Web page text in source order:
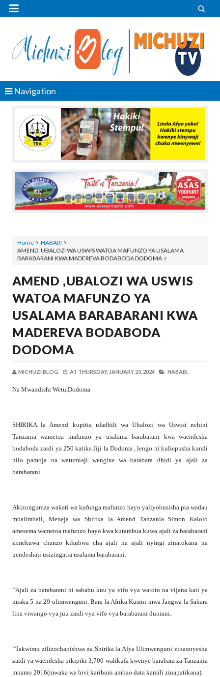
 
Navigation
Home
HABARI
AMEND ,UBALOZI WA USWIS WATOA MAFUNZO YA USALAMA
BARABARANI KWA MADEREVA BODABODA DODOMA
AMEND ,UBALOZI WA USWIS
WATOA MAFUNZO YA
USALAMA BARABARANI KWA
MADEREVA BODABODA
DODOMA
MICHUZI BLOG AT THURSDAY, JANUARY 25, 2024 HABARI,
Na Mwandishi Wetu,Dodoma
SHIRIKA la Amend kupitia ufadhili wa Ubalozi wa Uswisi nchini
Tanzania wametoa mafunzo ya usalama barabarani kwa waendesha
bodaboda zaidi ya 250 katika Jiji la Dodoma , lengo ni kuliepusha kundi
hilo pamoja na watumiaji wengine wa barabara dhidi ya ajali za
barabarani.
Akizungumza wakati wa kufunga mafunzo hayo yaliyohusisha pia wadau
mbalimbali, Meneja wa Shirika la Amend Tanzania Simon Kalolo
amesema wametoa mafunzo hayo kwa kutambua kuwa ajali za barabarani
zimekuwa chanzo kikubwa cha ajali na ajali nyingi zinatokana na
uendeshaji usizingatia usalama barabarani.
“Ajali za barabarani ni sababu kuu ya vifo vya watoto na vijana kati ya
miaka 5 na 29 ulimwenguni. Bara la Afrika Kusini mwa Jangwa la Sahara
lina viwango vya juu zaidi vya vifo vya barabarani duniani.
“Takwimu zilizochapishwa na Shirika la Afya Ulimwenguni zinaonyesha
zaidi ya waendesha pikipiki 3,700 walikufa kwenye barabara za Tanzania
mnamo 2016(mwaka wa hivi karibuni ambao data kamili zinapatikana).